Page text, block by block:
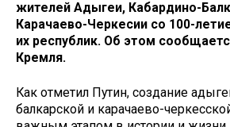
жителей Адыгеи, Кабардино-
Карачаево-Черкесии со 100-
их республик. Об этом
Кремля.
Как отметил Путин, создание
балкарской и карачаево-